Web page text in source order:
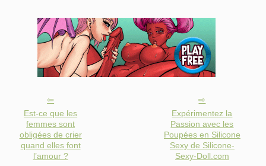
Est-ce que les
femmes sont
obligées de crier
quand elles font
l’amour ?
Expérimentez la
Passion avec les
Poupées en Silicone
Sexy de Silicone-
Sexy-Doll.com